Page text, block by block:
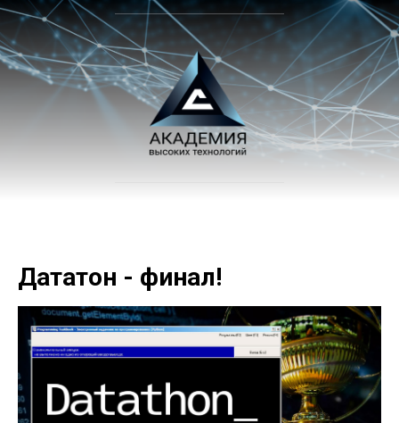
Дататон - финал!